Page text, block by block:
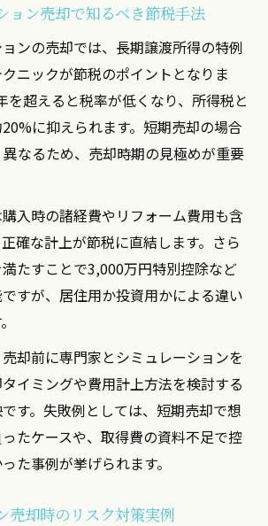
却を活用したワンルーム節税術の
ンション売却時の節税ポイント徹
動産売却の節税効果を最大化する
へ導く不動産売却前の準備リスト
た相続税リスク回避の戦略
却と贈与で相続税リスクを抑える
却の併用で資産防衛を実現するコ
価額を下げる不動産売却活用のす
ラブルを防ぐ贈与と不動産売却の
ョン売却で知るべき節税手法
ンの売却では、長期譲渡所得の特例
ニックが節税のポイントとなりま
を超えると税率が低くなり、所得税と
に抑えられます。短期売却の場合
なるため、売却時期の見極めが重要
入時の諸経費やリフォーム費用も含
確な計上が節税に直結します。さら
たすことで3,000万円特別控除など
すが、居住用か投資用かによる違い
却前に専門家とシミュレーションを
イミングや費用計上方法を検討する
す。失敗例としては、短期売却で想
たケースや、取得費の資料不足で控
た事例が挙げられます。
売却時のリスク対策実例